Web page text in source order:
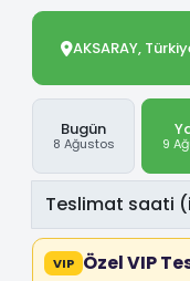
AKSARAY,
Bugün
8 Ağustos 9
VIP Özel VIP